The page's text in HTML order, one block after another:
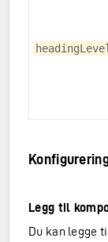
headingLevel
Legg til
Du kan legge